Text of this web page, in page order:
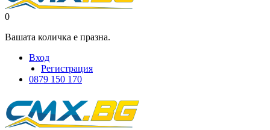
0
Вашата количка е празна.
Вход
Регистрация
0879 150 170